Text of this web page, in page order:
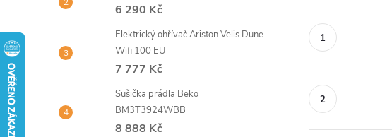
t
r
a
6 290 Kč
Elektrický ohřívač Ariston Velis Dune
Wifi 100 EU
7 777 Kč
Sušička prádla Beko
BM3T3924WBB
8 888 Kč